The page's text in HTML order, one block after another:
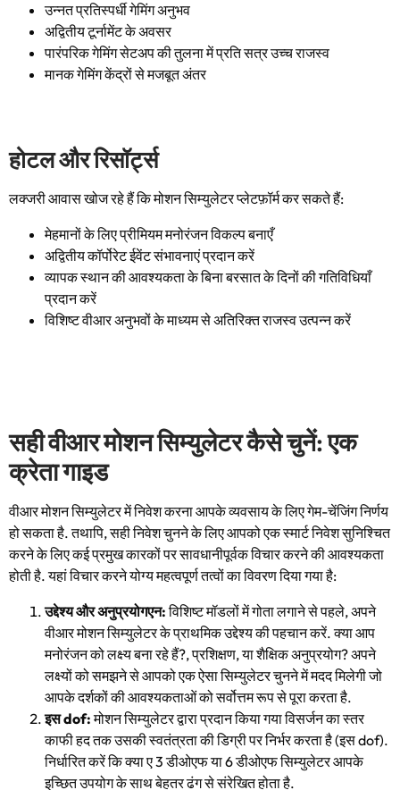
उन्नत प्रतिस्पर्धी गेमिंग अनुभव
अद्वितीय टूर्नामेंट के अवसर
पारंपरिक गेमिंग सेटअप की तुलना में प्रति सत्र उच्च राजस्व
मानक गेमिंग केंद्रों से मजबूत अंतर
होटल और रिसॉर्ट्स
लक्जरी आवास खोज रहे हैं कि मोशन सिम्युलेटर प्लेटफ़ॉर्म कर सकते हैं:
मेहमानों के लिए प्रीमियम मनोरंजन विकल्प बनाएँ
अद्वितीय कॉर्पोरेट ईवेंट संभावनाएं प्रदान करें
व्यापक स्थान की आवश्यकता के बिना बरसात के दिनों की गतिविधियाँ
प्रदान करें
विशिष्ट वीआर अनुभवों के माध्यम से अतिरिक्त राजस्व उत्पन्न करें
सही वीआर मोशन सिम्युलेटर कैसे चुनें: एक
क्रेता गाइड
वीआर मोशन सिम्युलेटर में निवेश करना आपके व्यवसाय के लिए गेम-चेंजिंग निर्णय
हो सकता है. तथापि, सही निवेश चुनने के लिए आपको एक स्मार्ट निवेश सुनिश्चित
करने के लिए कई प्रमुख कारकों पर सावधानीपूर्वक विचार करने की आवश्यकता
होती है. यहां विचार करने योग्य महत्वपूर्ण तत्वों का विवरण दिया गया है:
उद्देश्य और अनुप्रयोगएन:विशिष्ट मॉडलों में गोता लगाने से पहले, अपने
वीआर मोशन सिम्युलेटर के प्राथमिक उद्देश्य की पहचान करें. क्या आप
मनोरंजन को लक्ष्य बना रहे हैं?, प्रशिक्षण, या शैक्षिक अनुप्रयोग? अपने
लक्ष्यों को समझने से आपको एक ऐसा सिम्युलेटर चुनने में मदद मिलेगी जो
आपके दर्शकों की आवश्यकताओं को सर्वोत्तम रूप से पूरा करता है.
इस dof:मोशन सिम्युलेटर द्वारा प्रदान किया गया विसर्जन का स्तर
काफी हद तक उसकी स्वतंत्रता की डिग्री पर निर्भर करता है (इस dof).
निर्धारित करें कि क्या ए 3 डीओएफ या 6 डीओएफ सिम्युलेटर आपके
इच्छित उपयोग के साथ बेहतर ढंग से संरेखित होता है.